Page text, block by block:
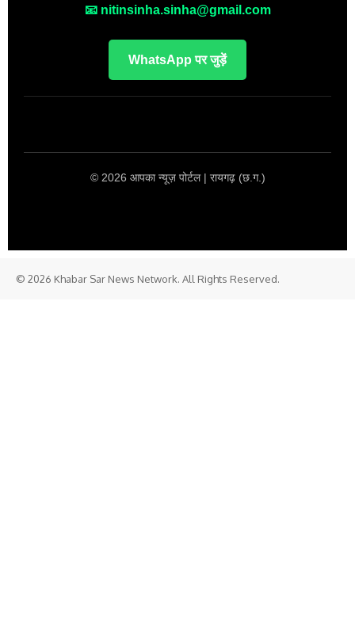
📧 nitinsinha.sinha@gmail.com
WhatsApp पर जुड़ें
© 2026 आपका न्यूज़ पोर्टल | रायगढ़ (छ.ग.)
© 2026 Khabar Sar News Network. All Rights Reserved.